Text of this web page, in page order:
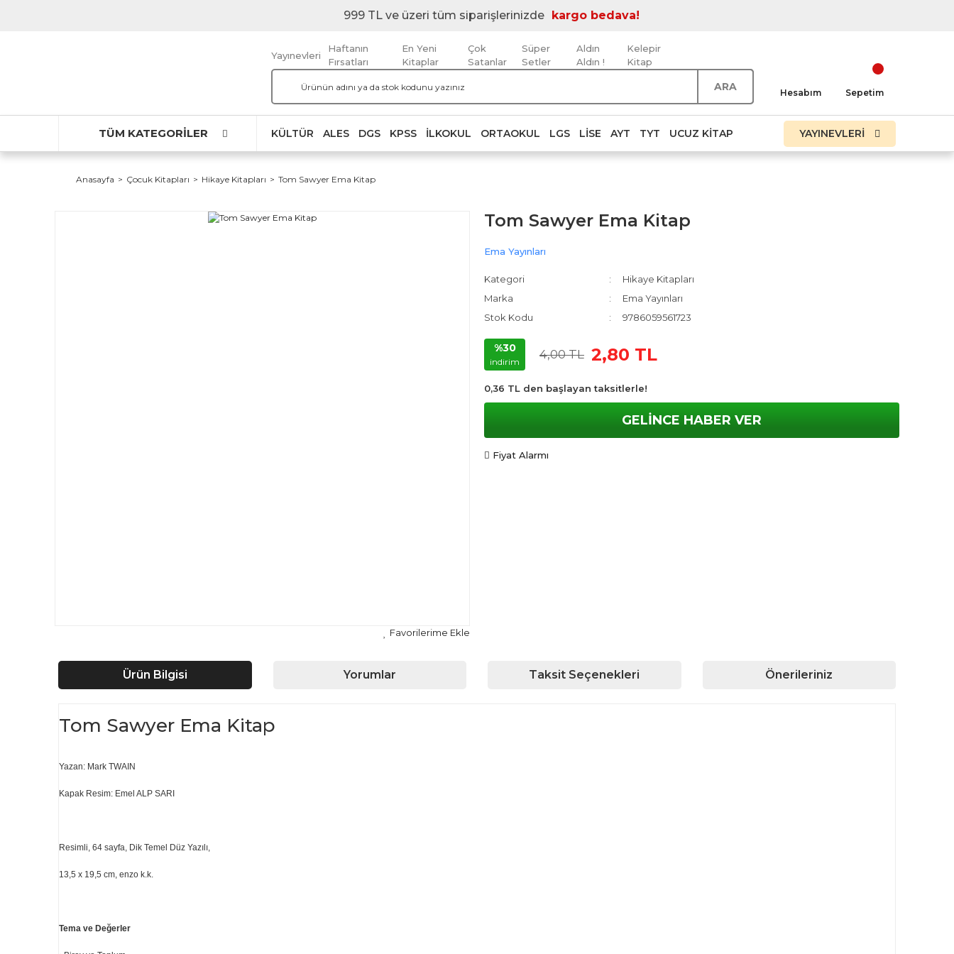
999 TL ve üzeri tüm siparişlerinizde kargo bedava!
Yayınevleri
Haftanın
Fırsatları
En Yeni
Kitaplar
Çok
Satanlar
Süper
Setler
Aldın
Aldın !
Kelepir
Kitap
ARA Hesabım Sepetim
TÜM KATEGORİLER KÜLTÜR ALES DGS KPSS İLKOKUL ORTAOKUL LGS LISE AYT TYT UCUZ KITAP YAYINEVLERİ
Anasayfa Çocuk Kitapları Hikaye Kitapları Tom Sawyer Ema Kitap
Tom Sawyer Ema Kitap
Ema Yayınları
Kategori
Hikaye Kitapları
Marka
Ema Yayınları
Stok Kodu
9786059561723
%30
indirim
4,00 TL 2,80 TL
0,36 TL den başlayan taksitlerle!
GELİNCE HABER VER
Fiyat Alarmı
Ürün Bilgisi Yorumlar Taksit Seçenekleri Önerileriniz
Tom Sawyer Ema Kitap
Yazan: Mark TWAIN
Kapak Resim: Emel ALP SARI
Resimli, 64 sayfa, Dik Temel Düz Yazılı,
13,5 x 19,5 cm, enzo k.k.
Tema ve Değerler